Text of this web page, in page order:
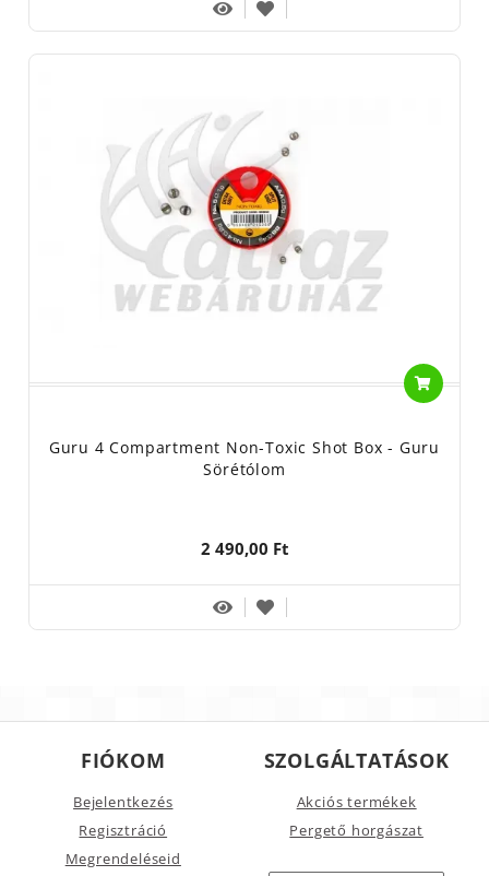
Guru 4 Compartment Non-Toxic Shot Box - Guru
Sörétólom
2 490,00 Ft
FIÓKOM
Bejelentkezés
Regisztráció
Megrendeléseid
SZOLGÁLTATÁSOK
Akciós termékek
Pergető horgászat